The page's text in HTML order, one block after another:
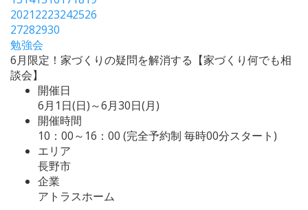
20212223242526
27282930
勉強会
6月限定！家づくりの疑問を解消する【家づくり何でも相
談会】
開催日
6月1日(日)～6月30日(月)
開催時間
10：00～16：00 (完全予約制 毎時00分スタート)
エリア
長野市
企業
アトラスホーム